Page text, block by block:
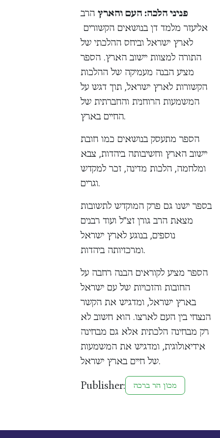
פניני הלכה: העם והארץהרב
אליעזר מלמד דן בנושאים הקשורים
לארץ ישראל וביחס ההלכתי של
התורה למצוות יישוב הארץ. הספר
מציע הבנה מעמיקה של ההלכות
הקשורות לארץ ישראל, תוך דגש על
המשמעות הרוחנית והחברתית של
החיים בארץ.
הספר מתעסק בנושאים כמו חובת
יישוב הארץ וחשיבותה ביהדות, צבא
ומלחמה, הלכות מדינה, זכר למקדש
וגרים.
בספר ישנו גם פרק המוקדש לתשובות
מצאת הרב גורן זצ”ל ועוד רבנים
נוספים, בנוגע לארץ ישראל
ומרכזיותה ביהדות.
הספר מציע לקוראים הבנה רחבה על
החובות והזכויות של עם ישראל
בארץ ישראל, ומדגיש את הקשר
הנצחי בין העם לארצו. הוא חשוב לא
רק מבחינה הלכתית אלא גם מבחינה
אידיאולוגית, ומדגיש את המשמעות
של חיים בארץ ישראל.
Publisher: מכון הר ברכה